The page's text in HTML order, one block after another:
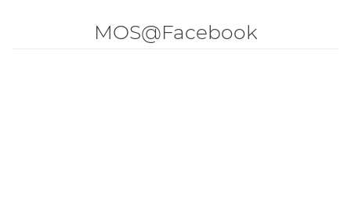
MOS@Facebook